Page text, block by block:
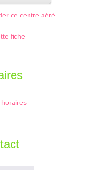
ce centre aéré
fiche
horaires